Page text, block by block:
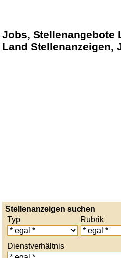
Jobs, Stellenangebote
Land Stellenanzeigen,
Stellenanzeigen suchen
Typ
Rubrik
Dienstverhältnis